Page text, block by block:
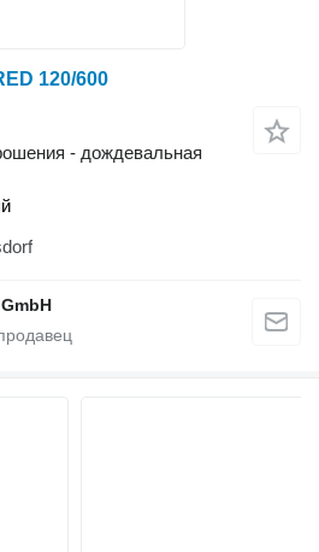
120/600
- дождевальная